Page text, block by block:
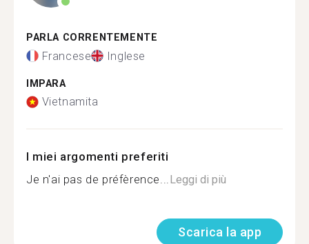
PARLA CORRENTEMENTE
Francese Inglese
IMPARA
Vietnamita
I miei argomenti preferiti
Je n'ai pas de préfèrence...Leggi di più
Scarica la app